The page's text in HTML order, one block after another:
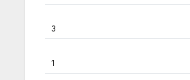
3
1